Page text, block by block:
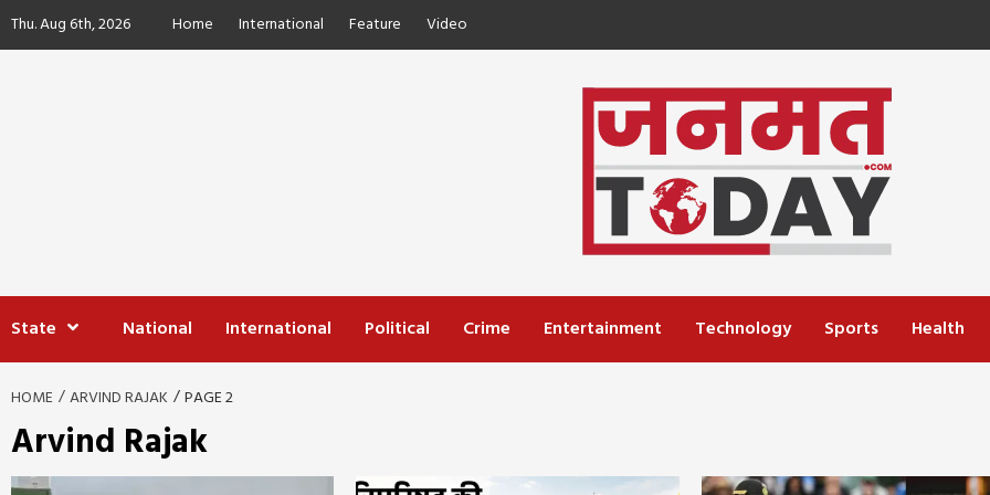
Skip
toThu. Aug 6th, 2026 Home International Feature Video
State National International Political Crime Entertainment Technology Sports Health
HOME ARVIND RAJAK PAGE 2
Arvind Rajak